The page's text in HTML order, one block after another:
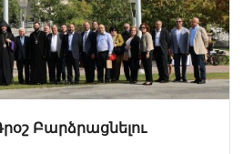
Բարձրացնելու